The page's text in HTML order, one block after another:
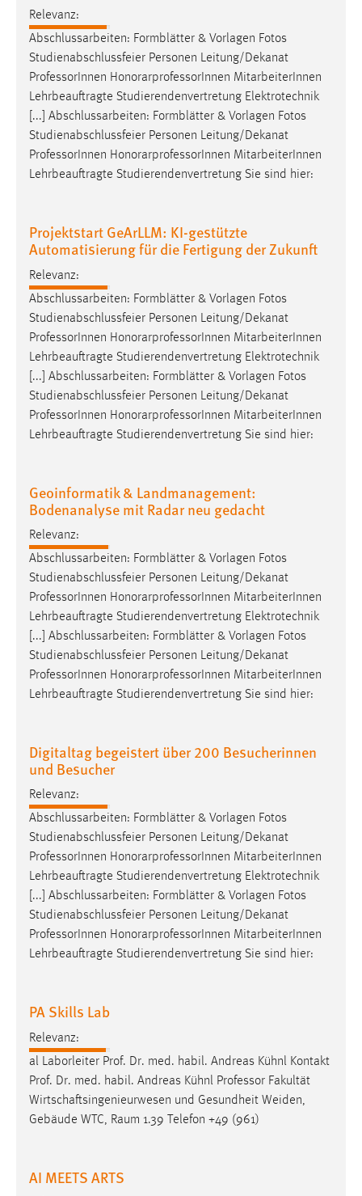
Relevanz:
Abschlussarbeiten: Formblätter & Vorlagen Fotos
Studienabschlussfeier Personen Leitung/Dekanat
ProfessorInnen HonorarprofessorInnen MitarbeiterInnen
Lehrbeauftragte Studierendenvertretung Elektrotechnik
[...] Abschlussarbeiten: Formblätter & Vorlagen Fotos
Studienabschlussfeier Personen Leitung/Dekanat
ProfessorInnen HonorarprofessorInnen MitarbeiterInnen
Lehrbeauftragte Studierendenvertretung Sie sind hier:
Projektstart GeArLLM: KI-gestützte
Automatisierung für die Fertigung der Zukunft
Relevanz:
Abschlussarbeiten: Formblätter & Vorlagen Fotos
Studienabschlussfeier Personen Leitung/Dekanat
Professor Innen HonorarprofessorInnen MitarbeiterInnen
Lehrbeauftragte Studierendenvertretung Elektrotechnik
[...] Abschlussarbeiten: Formblätter & Vorlagen Fotos
Studienabschlussfeier Personen Leitung/Dekanat
Professor Innen HonorarprofessorInnen MitarbeiterInnen
Lehrbeauftragte Studierendenvertretung Sie sind hier:
Geoinformatik & Landmanagement:
Bodenanalyse mit Radar neu gedacht
Relevanz:
Abschlussarbeiten: Formblätter & Vorlagen Fotos
Studienabschlussfeier Personen Leitung/Dekanat
Professor Innen HonorarprofessorInnen MitarbeiterInnen
Lehrbeauftragte Studierendenvertretung Elektrotechnik
[...] Abschlussarbeiten: Formblätter & Vorlagen Fotos
Studienabschlussfeier Personen Leitung/Dekanat
Professor Innen HonorarprofessorInnen MitarbeiterInnen
Lehrbeauftragte Studierendenvertretung Sie sind hier:
Digitaltag begeistert über 200 Besucherinnen
und Besucher
Relevanz:
Abschlussarbeiten: Formblätter & Vorlagen Fotos
Studienabschlussfeier Personen Leitung/Dekanat
ProfessorInnen HonorarprofessorInnen MitarbeiterInnen
Lehrbeauftragte Studierendenvertretung Elektrotechnik
[...] Abschlussarbeiten: Formblätter & Vorlagen Fotos
Studienabschlussfeier Personen Leitung/Dekanat
ProfessorInnen HonorarprofessorInnen MitarbeiterInnen
Lehrbeauftragte Studierendenvertretung Sie sind hier:
PA Skills Lab
Relevanz:
al Laborleiter Prof. Dr. med. habil. Andreas Kühnl Kontakt
Prof. Dr. med. habil. Andreas Kühnl Professor Fakultät
Wirtschaftsingenieurwesen und Gesundheit Weiden,
Gebäude WTC, Raum 1.39 Telefon +49 (961)
AI MEETS ARTS